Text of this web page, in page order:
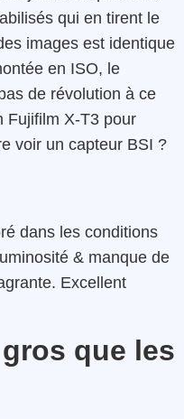
qui en tirent le
images est identique
en ISO, le
de révolution à ce
Fujifilm X-T3 pour
voir un capteur BSI ?
dans les conditions
& manque de
Excellent
que les